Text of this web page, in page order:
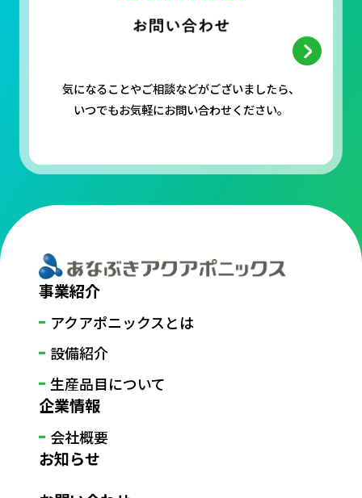
気になることやご相談などがございましたら、
いつでもお気軽にお問い合わせください。
事業紹介
アクアポニックスとは
設備紹介
生産品目について
企業情報
会社概要
お知らせ